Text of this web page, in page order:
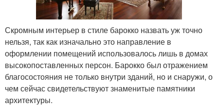
Скромным интерьер в стиле барокко назвать уж точно
нельзя, так как изначально это направление в
оформлении помещений использовалось лишь в домах
высокопоставленных персон. Барокко был отражением
благосостояния не только внутри зданий, но и снаружи, о
чем сейчас свидетельствуют знаменитые памятники
архитектуры.